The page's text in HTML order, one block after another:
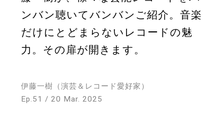
Store
About
ンバン聴いてバンバンご紹介。音楽
だけにとどまらないレコードの魅
力。その扉が開きます。
伊藤一樹（演芸＆レコード愛好家）
Ep.51 / 20 Mar. 2025